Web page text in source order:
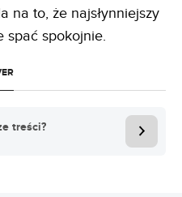
na to, że najsłynniejszy
spać spokojnie.
treści?